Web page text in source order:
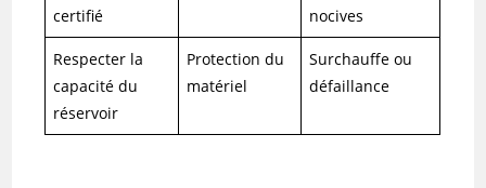
certifié
nocives
Respecter la
capacité du
réservoir
Protection du
matériel
Surchauffe ou
défaillance